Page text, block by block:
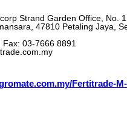
Strand Garden Office, No.
47810 Petaling Jaya,
03-7666 8891
Fertitrade-